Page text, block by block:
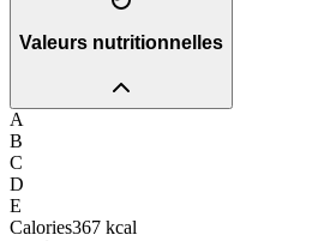
Valeurs nutritionnelles
A
B
C
D
E
Calories367 kcal